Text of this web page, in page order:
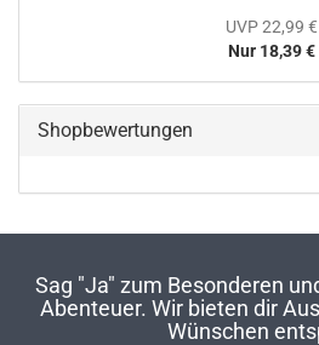
UVP 22,99 €
Nur 18,39 €
Shopbewertungen
Sag "Ja" zum Besonderen
Abenteuer. Wir bieten dir
Wünschen